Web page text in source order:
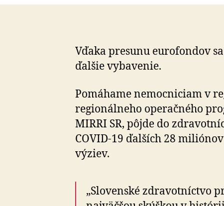
Vďaka presunu eurofondov
ďalšie vybavenie.
Pomáhame nemocniciam v
regionálneho operačného
MIRRI SR, pôjde do
COVID-19 ďalších 28
výziev.
„Slovenské zdravotníctvo